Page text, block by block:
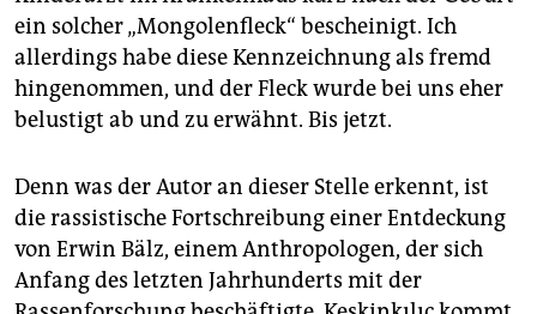
ein solcher „Mongolenfleck“ bescheinigt. Ich
allerdings habe diese Kennzeichnung als fremd
hingenommen, und der Fleck wurde bei uns eher
belustigt ab und zu erwähnt. Bis jetzt.
Denn was der Autor an dieser Stelle erkennt, ist
die rassistische Fortschreibung einer Entdeckung
von Erwin Bälz, einem Anthropologen, der sich
Anfang des letzten Jahrhunderts mit der